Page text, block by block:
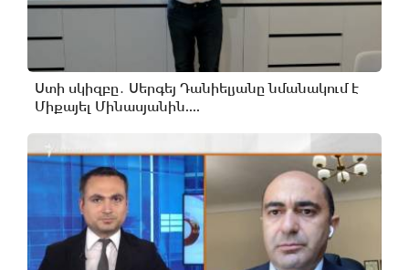
Ստի սկիզբը․ Սերգեյ Դանիելյանը նմանակում է
Միքայել Մինասյանին....